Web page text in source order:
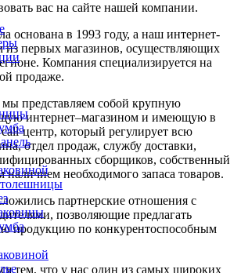
вас на сайте нашей компании.
основана в 1993 году, а наш интернет-
из первых магазинов, осуществляющих
Компания специализируется на
продаже.
представляем собой крупную
интернет–магазином и имеющую в
центр, который регулирует всю
отдел продаж, службу доставки,
сборщиков, собственный
наличием необходимого запаса товаров.
партнерские отношения с
позволяющие предлагать
продукцию по конкурентоспособным
тем, что у нас один из самых широких